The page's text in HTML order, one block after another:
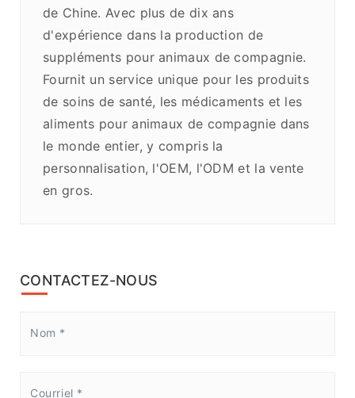
de Chine. Avec plus de dix ans
d'expérience dans la production de
suppléments pour animaux de compagnie.
Fournit un service unique pour les produits
de soins de santé, les médicaments et les
aliments pour animaux de compagnie dans
le monde entier, y compris la
personnalisation, l'OEM, l'ODM et la vente
en gros.
CONTACTEZ-NOUS